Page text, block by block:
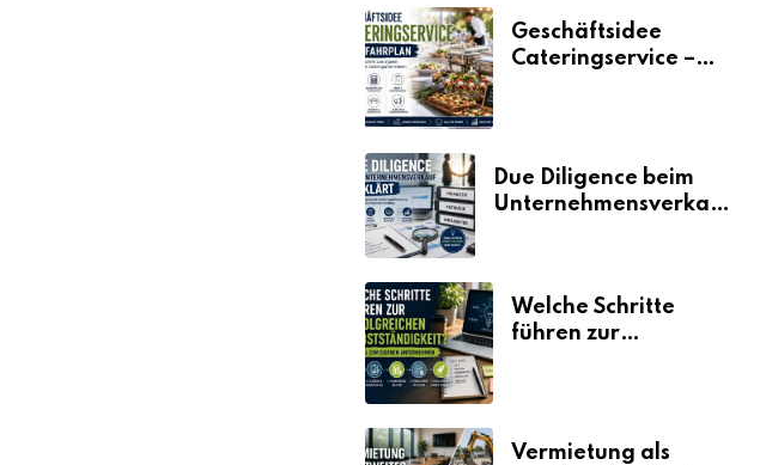
Geschäftsidee
Cateringservice –
Due Diligence beim
Unternehmensverkauf
Welche Schritte
führen zur
Vermietung als